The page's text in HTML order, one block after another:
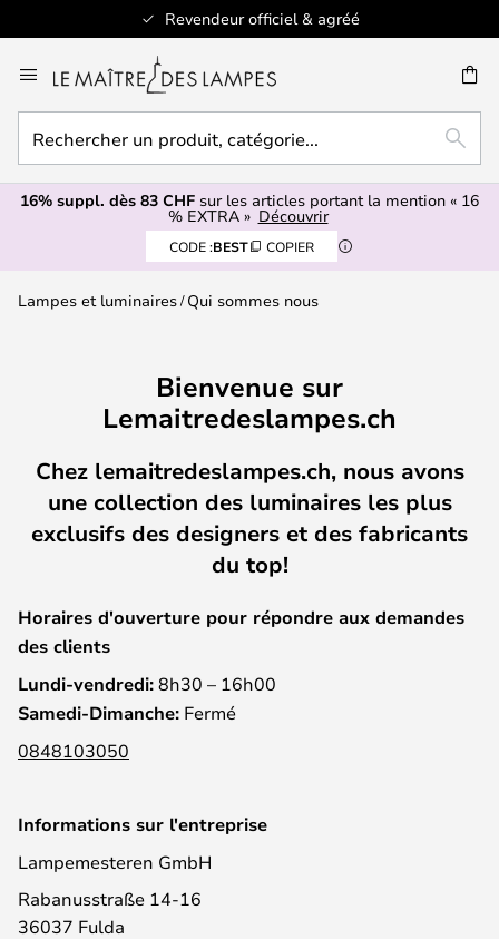
+ de 100 marques design
au
contenu
un
produit,
catégorie...
16% suppl. dès 83 CHF sur les articles portant la mention « 16
% EXTRA » Découvrir
CODE :BEST COPIER
Lampes et luminaires Qui sommes nous
Bienvenue sur
Lemaitredeslampes.ch
Chez lemaitredeslampes.ch, nous avons
une collection des luminaires les plus
exclusifs des designers et des fabricants
du top!
Horaires d'ouverture pour répondre aux demandes
des clients
Lundi-vendredi:8h30 – 16h00
Samedi-Dimanche: Fermé
0848103050
Informations sur l'entreprise
Lampemesteren GmbH
Rabanusstraße 14-16
36037 Fulda